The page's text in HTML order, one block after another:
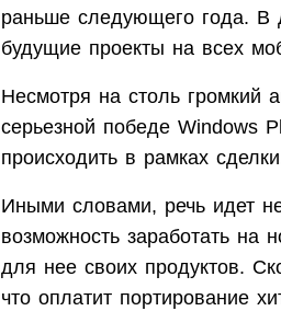
раньше следующего года. В
будущие проекты на всех
Несмотря на столь громкий
серьезной победе Windows
происходить в рамках
Иными словами, речь идет
возможность заработать на
для нее своих продуктов.
что оплатит портирование